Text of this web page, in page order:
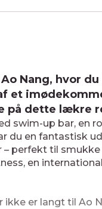
Nang, hvor
et
på dette lækre
swim-up bar, en
du en fantastisk
perfekt til
en
er langt til Ao